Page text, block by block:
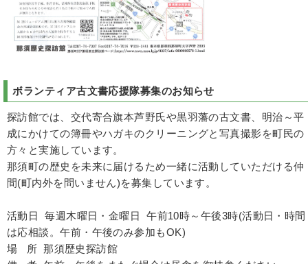
ボランティア古文書応援隊募集のお知らせ
探訪館では、交代寄合旗本芦野氏や黒羽藩の古文書、明治～平
成にかけての簿冊やハガキのクリーニングと写真撮影を町民の
方々と実施しています。
那須町の歴史を未来に届けるため一緒に活動していただける仲
間(町内外を問いません)を募集しています。
活動日 毎週木曜日・金曜日 午前10時～午後3時(活動日・時間
は応相談。午前・午後のみ参加もOK)
場 所 那須歴史探訪館